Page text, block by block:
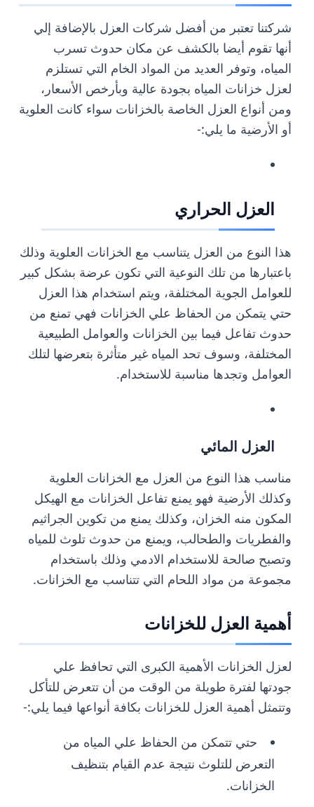
شركتنا تعتبر من أفضل شركات العزل بالإضافة إلي
أنها تقوم أيضا بالكشف عن مكان حدوث تسرب
المياه، وتوفر العديد من المواد الخام التي تستلزم
لعزل خزانات المياه بجودة عالية وبأرخص الأسعار،
ومن أنواع العزل الخاصة بالخزانات سواء كانت العلوية
أو الأرضية ما يلي:-
العزل الحراري
هذا النوع من العزل يتناسب مع الخزانات العلوية وذلك
باعتبارها من تلك النوعية التي تكون عرضة بشكل كبير
للعوامل الجوية المختلفة، ويتم استخدام هذا العزل
حتي يتمكن من الحفاظ علي الخزانات فهي تمنع من
حدوث تفاعل فيما بين الخزانات والعوامل الطبيعية
المختلفة، وسوف تحد المياه غير متأثرة بتعرضها لتلك
العوامل وتجدها مناسبة للاستخدام.
العزل المائي
مناسب هذا النوع من العزل مع الخزانات العلوية
وكذلك الأرضية فهو يمنع تفاعل الخزانات مع الهيكل
المكون منه الخزان، وكذلك يمنع من تكوين الجراثيم
والفطريات والطحالب، ويمنع من حدوث تلوث للمياه
وتصبح صالحة للاستخدام الادمي وذلك باستخدام
مجموعة من مواد اللحام التي تتناسب مع الخزانات.
أهمية العزل للخزانات
لعزل الخزانات الأهمية الكبرى التي تحافظ علي
جودتها لفترة طويلة من الوقت من أن تتعرض للتأكل
وتتمثل أهمية العزل للخزانات بكافة أنواعها فيما يلي:-
حتي تتمكن من الحفاظ علي المياه من
التعرض للتلوث نتيجة عدم القيام بتنظيف
الخزانات.